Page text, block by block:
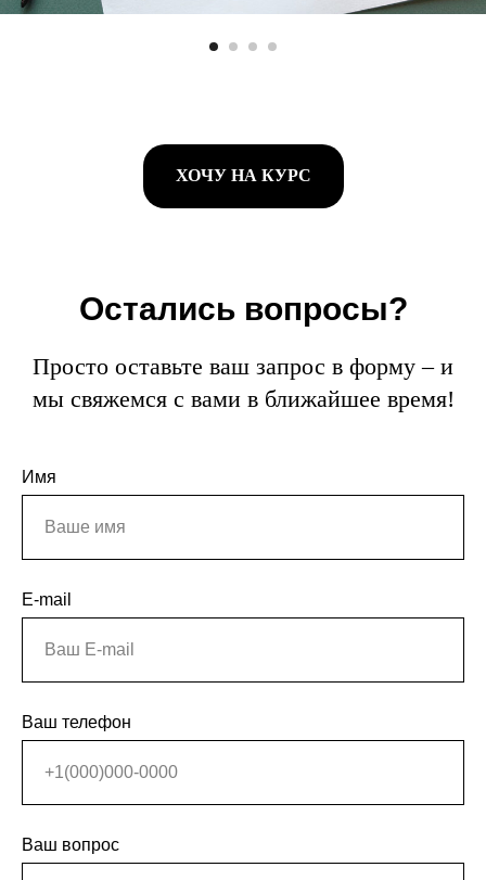
ХОЧУ НА КУРС
Остались вопросы?
Просто оставьте ваш запрос в форму – и
мы свяжемся с вами в ближайшее время!
Имя
E-mail
Ваш телефон
Ваш вопрос
пару минут!